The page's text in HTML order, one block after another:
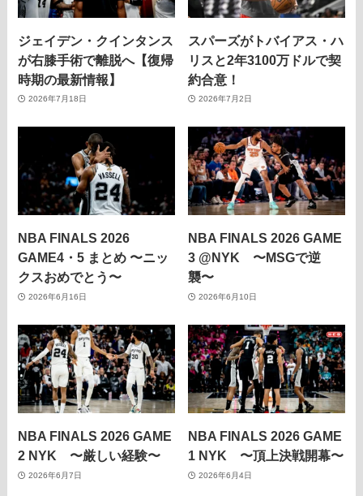
ジェイデン・クインタンス
が右膝手術で離脱へ【復帰
時期の最新情報】
2026年7月18日
スパーズがトバイアス・ハ
リスと2年3100万ドルで契
約合意！
2026年7月2日
NBA FINALS 2026
GAME4・5 まとめ 〜ニッ
クスおめでとう〜
2026年6月16日
NBA FINALS 2026 GAME
3 @NYK 〜MSGで逆
襲〜
2026年6月10日
NBA FINALS 2026 GAME
2 NYK 〜厳しい経験〜
2026年6月7日
NBA FINALS 2026 GAME
1 NYK 〜頂上決戦開幕〜
2026年6月4日